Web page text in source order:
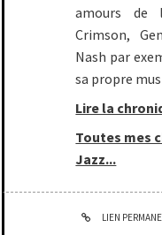
amours de
Crimson,
Nash par
sa propre
Lire la
Toutes mes
Jazz...
LIEN